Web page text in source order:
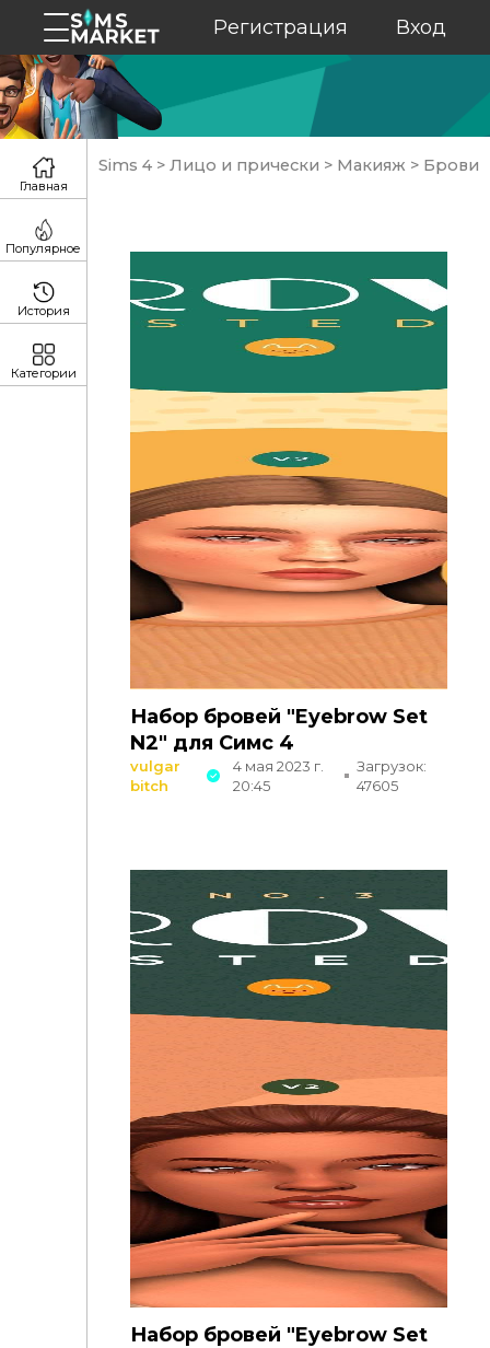
Регистрация Вход
Sims 4 > Лицо и прически > Макияж > Брови
Набор бровей "Eyebrow Set
N2" для Симс 4
vulgar
bitch
4 мая 2023 г.
20:45
Загрузок:
47605
Набор бровей "Eyebrow Set
Главная
Популярное
История
Категории